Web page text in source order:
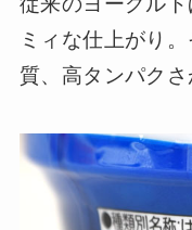
ミィな仕上がり
質、高タンパクさ